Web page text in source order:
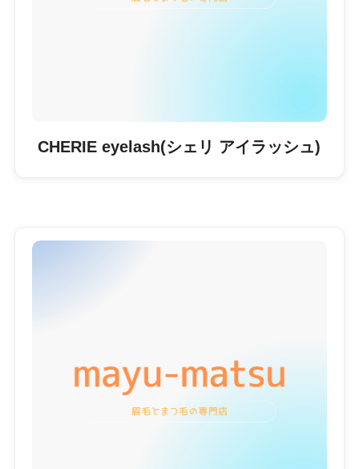
CHERIE eyelash(シェリ アイラッシュ)